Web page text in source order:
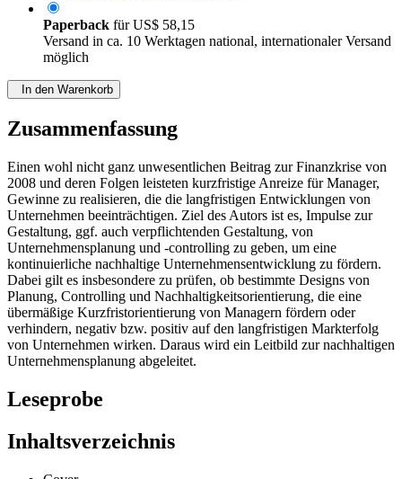
Paperback fürUS$ 58,15
Versand in ca. 10 Werktagen national, internationaler Versand
möglich
In den Warenkorb
Zusammenfassung
Einen wohl nicht ganz unwesentlichen Beitrag zur Finanzkrise von
2008 und deren Folgen leisteten kurzfristige Anreize für Manager,
Gewinne zu realisieren, die die langfristigen Entwicklungen von
Unternehmen beeinträchtigen. Ziel des Autors ist es, Impulse zur
Gestaltung, ggf. auch verpflichtenden Gestaltung, von
Unternehmensplanung und -controlling zu geben, um eine
kontinuierliche nachhaltige Unternehmensentwicklung zu fördern.
Dabei gilt es insbesondere zu prüfen, ob bestimmte Designs von
Planung, Controlling und Nachhaltigkeitsorientierung, die eine
übermäßige Kurzfristorientierung von Managern fördern oder
verhindern, negativ bzw. positiv auf den langfristigen Markterfolg
von Unternehmen wirken. Daraus wird ein Leitbild zur nachhaltigen
Unternehmensplanung abgeleitet.
Leseprobe
Inhaltsverzeichnis